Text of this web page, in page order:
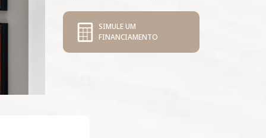
SIMULE UM
FINANCIAMENTO